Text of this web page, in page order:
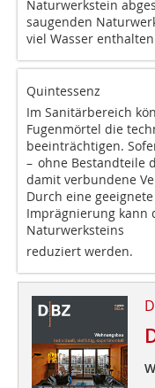
Naturwerkstein
saugenden
viel Wasser
Quintessenz
Im Sanitärbereich
Fugenmörtel die
beeinträchtigen.
– ohne Bestandteile
damit verbundene
Durch eine
Imprägnierung kann
Naturwerksteins
reduziert werden.